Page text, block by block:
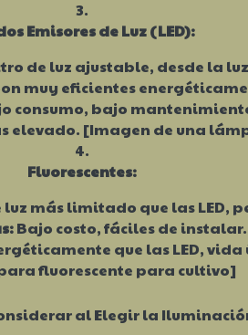
Emisores de Luz (LED):
de luz ajustable, desde la
muy eficientes
consumo, bajo
elevado. [Imagen de una
Fluorescentes:
más limitado que las LED,
Bajo costo, fáciles de instalar.
que las LED,
fluorescente para cultivo]
al Elegir la